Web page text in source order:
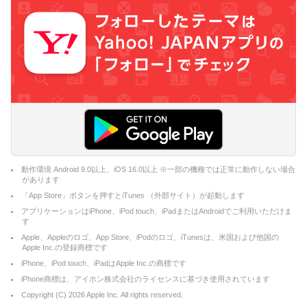
動作環境 Android 9.0以上、iOS 16.0以上 ※一部の機種では正常に動作しない場合
があります
「App Store」ボタンを押すとiTunes （外部サイト）が起動します
アプリケーションはiPhone、iPod touch、iPadまたはAndroidでご利用いただけま
す
Apple、Appleのロゴ、App Store、iPodのロゴ、iTunesは、米国および他国の
Apple Inc.の登録商標です
iPhone、iPod touch、iPadはApple Inc.の商標です
iPhone商標は、アイホン株式会社のライセンスに基づき使用されています
Copyright (C) 2026Apple Inc. All rights reserved.